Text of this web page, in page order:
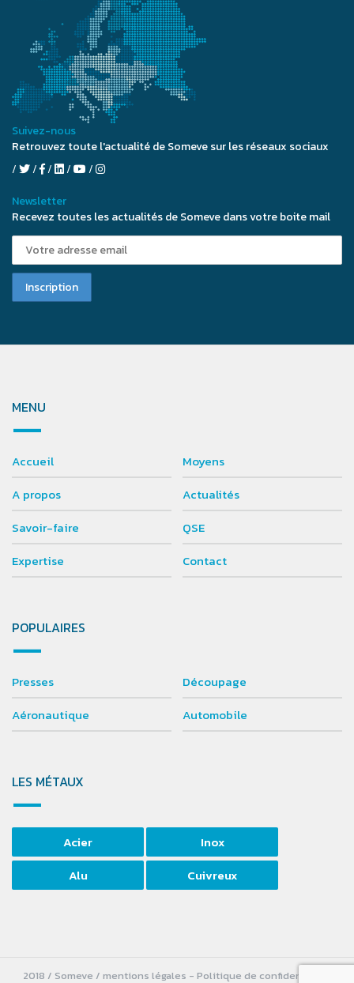
Suivez-nous
Retrouvez toute l'actualité de Someve sur les réseaux sociaux
Newsletter
Recevez toutes les actualités de Someve dans votre boite mail
MENU
Accueil
A propos
Savoir-faire
Expertise
Moyens
Actualités
QSE
Contact
POPULAIRES
Presses
Aéronautique
Découpage
Automobile
LES MÉTAUX
Acier
Inox
Alu
Cuivreux
2018 / Someve / mentions légales - Politique de confidentialité